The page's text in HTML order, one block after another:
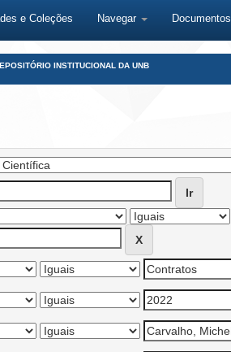
e Coleções Navegar Documentos
INSTITUCIONAL DA UNB